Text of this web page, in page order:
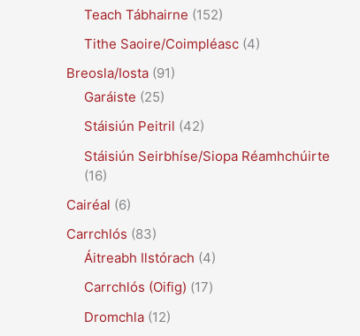
Teach Tábhairne (152)
Tithe Saoire/Coimpléasc (4)
Breosla/Iosta (91)
Garáiste (25)
Stáisiún Peitril (42)
Stáisiún Seirbhíse/Siopa Réamhchúirte
(16)
Cairéal (6)
Carrchlós (83)
Áitreabh Ilstórach (4)
Carrchlós (Oifig) (17)
Dromchla (12)